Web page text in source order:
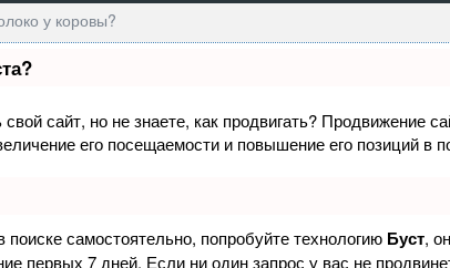
у коровы?
сайт, но не знаете, как продвигать? Продвижение
его посещаемости и повышение его позиций в
самостоятельно, попробуйте технологию Буст,
первых 7 дней. Если ни один запрос у вас не